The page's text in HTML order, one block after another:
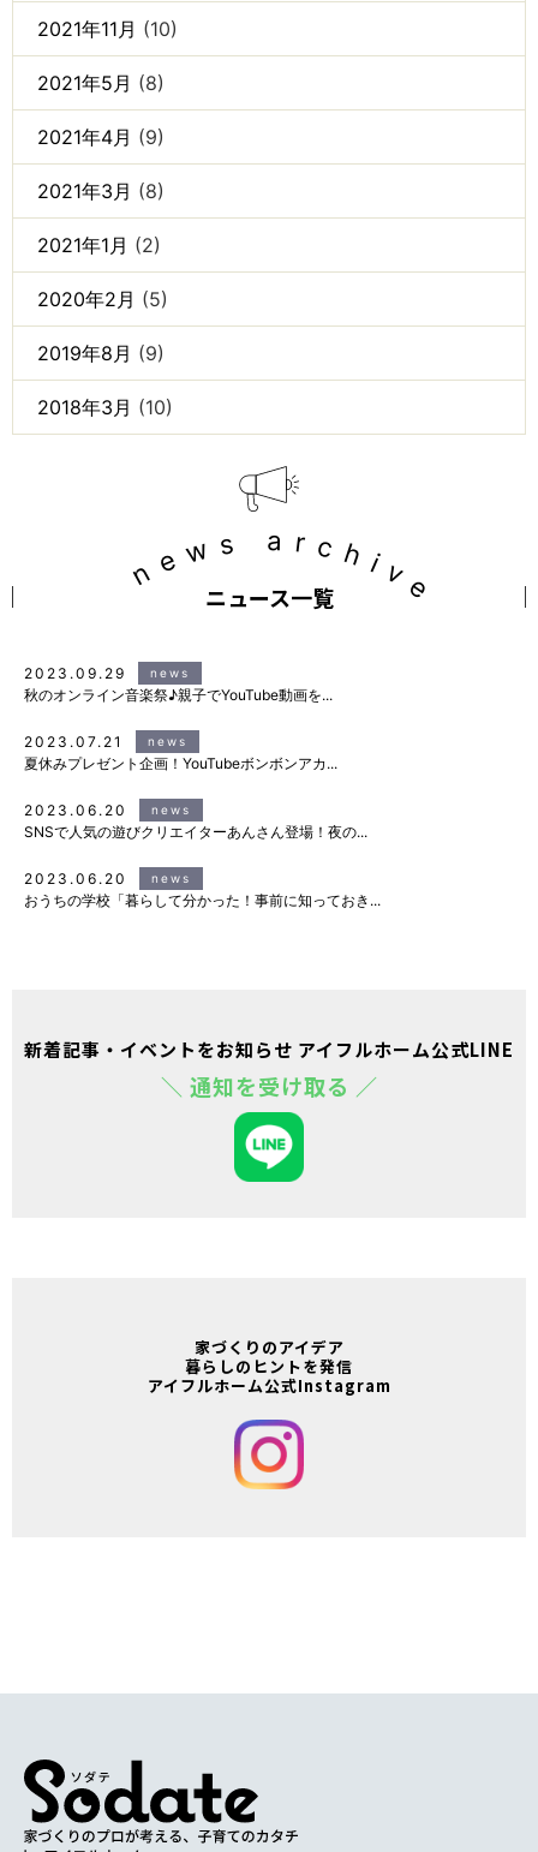
2021年11月 (10)
2021年5月 (8)
2021年4月 (9)
2021年3月 (8)
2021年1月 (2)
2020年2月 (5)
2019年8月 (9)
2018年3月 (10)
news archive
ニュース一覧
2023.09.29 news
秋のオンライン音楽祭♪親子でYouTube動画を...
2023.07.21 news
夏休みプレゼント企画！YouTubeボンボンアカ...
2023.06.20 news
SNSで人気の遊びクリエイターあんさん登場！夜の...
2023.06.20 news
おうちの学校「暮らして分かった！事前に知っておき...
新着記事・イベントをお知らせ アイフルホーム公式LINE
＼ 通知を受け取る ／
家づくりのアイデア
暮らしのヒントを発信
アイフルホーム公式Instagram